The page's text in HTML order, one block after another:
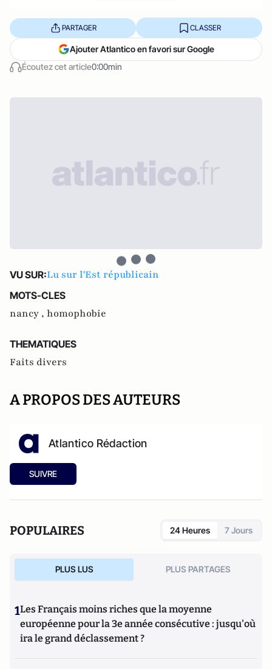
Écoutez cet article0:00min
PARTAGER CLASSER
Ajouter Atlantico en favori sur Google
VU SUR:Lu sur l'Est républicain
MOTS-CLES
nancy , homophobie
THEMATIQUES
Faits divers
A PROPOS DES AUTEURS
Atlantico Rédaction
SUIVRE
POPULAIRES 24 Heures 7 Jours
PLUS LUS PLUS PARTAGES
1Les Français moins riches que la moyenne
européenne pour la 3e année consécutive : jusqu'où
ira le grand déclassement ?